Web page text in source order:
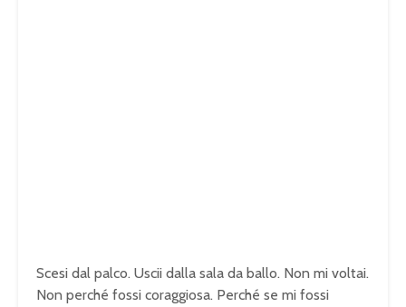
Scesi dal palco. Uscii dalla sala da ballo. Non mi voltai.
Non perché fossi coraggiosa. Perché se mi fossi